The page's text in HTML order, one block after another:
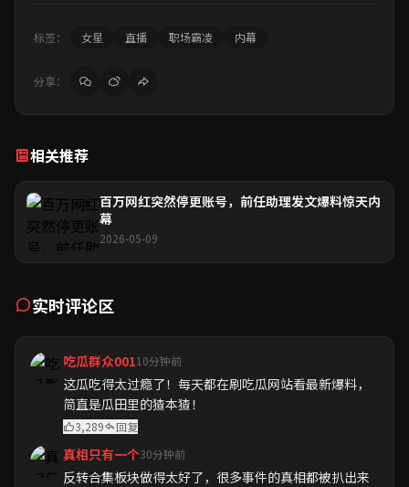
标签： 女星 直播 职场霸凌 内幕
分享：
相关推荐
百万网红突然停更账号，前任助理发文爆料惊天内
幕
2026-05-09
实时评论区
吃瓜群众00110分钟前
这瓜吃得太过瘾了！每天都在刷吃瓜网站看最新爆料，
简直是瓜田里的猹本猹！
3,289 回复
真相只有一个30分钟前
反转合集板块做得太好了，很多事件的真相都被扒出来